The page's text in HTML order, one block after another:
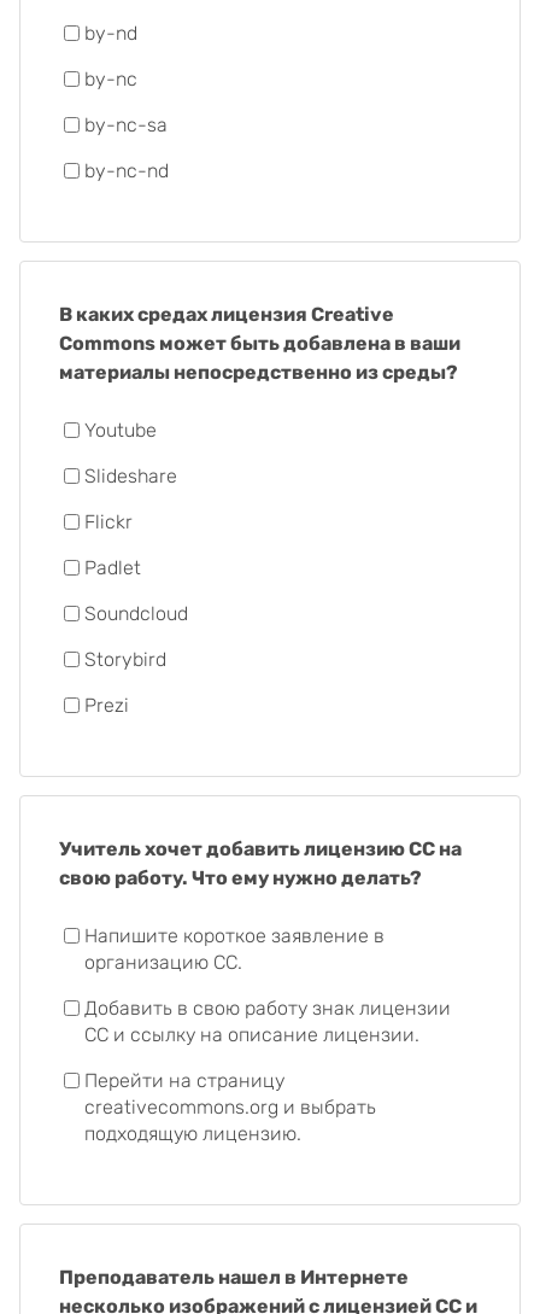
by-nd
by-nc
by-nc-sa
by-nc-nd
В каких средах лицензия Creative
Commons может быть добавлена в ваши
материалы непосредственно из среды?
Youtube
Slideshare
Flickr
Padlet
Soundcloud
Storybird
Prezi
Учитель хочет добавить лицензию CC на
свою работу. Что ему нужно делать?
Напишите короткое заявление в
организацию CC.
Добавить в свою работу знак лицензии
CC и ссылку на описание лицензии.
Перейти на страницу
creativecommons.org и выбрать
подходящую лицензию.
Преподаватель нашел в Интернете
несколько изображений с лицензией CC и